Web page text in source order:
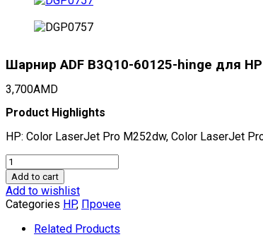
Шарнир ADF B3Q10-60125-hinge для
3,700AMD
Product Highlights
HP: Color LaserJet Pro M252dw, Color LaserJet
Шарнир
ADF
B3Q10-
60125-
hinge
для
Add to cart
Add to wishlist
Categories HP, Прочее
Related Products